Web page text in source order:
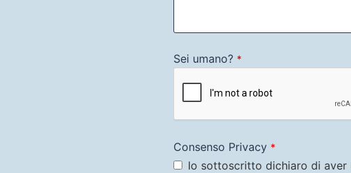
Sei umano? *
Consenso Privacy *
Io sottoscritto dichiaro di aver